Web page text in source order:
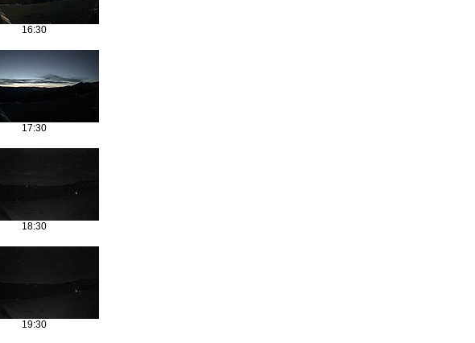
16:30
17:30
18:30
19:30